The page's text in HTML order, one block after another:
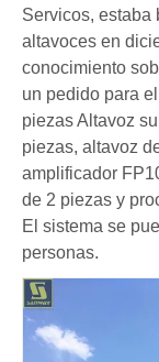
Servicos, estaba
altavoces en
conocimiento
un pedido para
piezas Altavoz
piezas, altavoz
amplificador
de 2 piezas y
El sistema se
personas.